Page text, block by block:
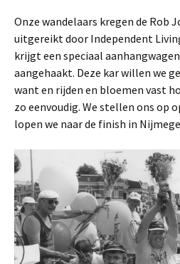
Onze wandelaars kregen de Rob
uitgereikt door Independent
krijgt een speciaal
aangehaakt. Deze kar willen we
want en rijden en bloemen vast
zo eenvoudig. We stellen ons op
lopen we naar de finish in